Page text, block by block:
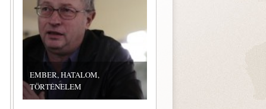
EMBER, HATALOM,
TÖRTÉNELEM